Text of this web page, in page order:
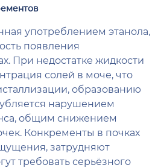
употреблением этанола,
появления
При недостатке жидкости
солей в моче, что
образованию
нарушением
общим снижением
Конкременты в почках
затрудняют
требовать серьёзного